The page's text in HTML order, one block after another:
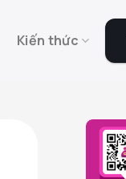
Kiến thức